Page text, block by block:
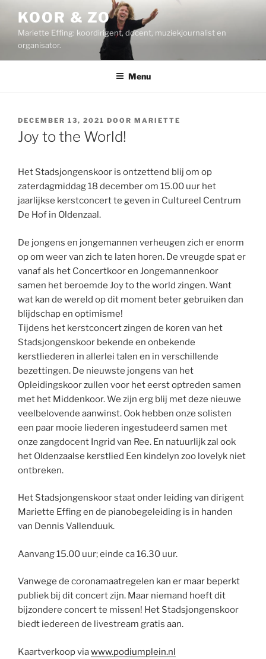
inhoud
KOOR & ZO
Mariette Effing: koordirigent, docent, muziekjournalist en
organisator.
Menu
GEPLAATST
OP
DECEMBER 13, 2021 DOOR MARIETTE
Joy to the World!
Het Stadsjongenskoor is ontzettend blij om op
zaterdagmiddag 18 december om 15.00 uur het
jaarlijkse kerstconcert te geven in Cultureel Centrum
De Hof in Oldenzaal.
De jongens en jongemannen verheugen zich er enorm
op om weer van zich te laten horen. De vreugde spat er
vanaf als het Concertkoor en Jongemannenkoor
samen het beroemde Joy to the world zingen. Want
wat kan de wereld op dit moment beter gebruiken dan
blijdschap en optimisme!
Tijdens het kerstconcert zingen de koren van het
Stadsjongenskoor bekende en onbekende
kerstliederen in allerlei talen en in verschillende
bezettingen. De nieuwste jongens van het
Opleidingskoor zullen voor het eerst optreden samen
met het Middenkoor. We zijn erg blij met deze nieuwe
veelbelovende aanwinst. Ook hebben onze solisten
een paar mooie liederen ingestudeerd samen met
onze zangdocent Ingrid van Ree. En natuurlijk zal ook
het Oldenzaalse kerstlied Een kindelyn zoo lovelyk niet
ontbreken.
Het Stadsjongenskoor staat onder leiding van dirigent
Mariette Effing en de pianobegeleiding is in handen
van Dennis Vallenduuk.
Aanvang 15.00 uur; einde ca 16.30 uur.
Vanwege de coronamaatregelen kan er maar beperkt
publiek bij dit concert zijn. Maar niemand hoeft dit
bijzondere concert te missen! Het Stadsjongenskoor
biedt iedereen de livestream gratis aan.
Kaartverkoop viawww.podiumplein.nl